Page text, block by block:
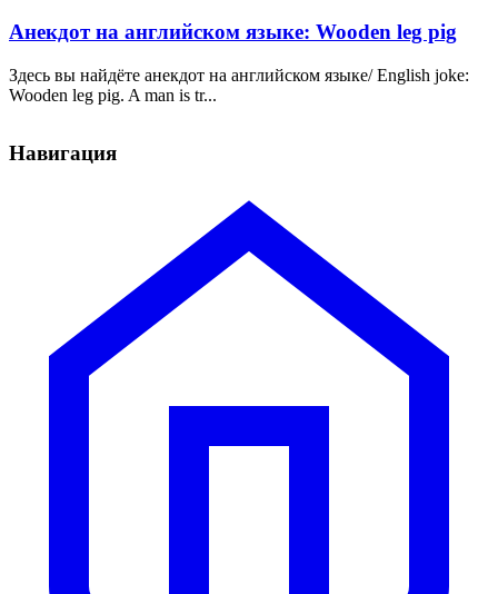
Анекдот на английском языке: Wooden leg pig
Здесь вы найдёте анекдот на английском языке/ English joke:
Wooden leg pig. A man is tr...
Навигация